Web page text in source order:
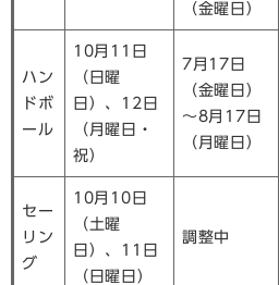
（金曜日）
ハン
ドボ
ール
10月11日
（日曜
日）、12日
（月曜日・
祝）
7月17日
（金曜日）
～8月17日
（月曜日）
セー
リン
グ
10月10日
（土曜
日）、11日
（日曜日）
調整中